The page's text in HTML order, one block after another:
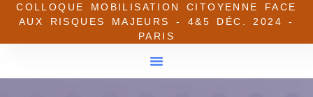
COLLOQUE MOBILISATION CITOYENNE FACE
AUX RISQUES MAJEURS - 4&5 DÉC. 2024 -
PARIS